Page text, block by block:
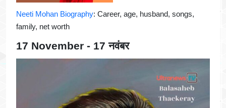
Neeti Mohan Biography: Career, age, husband, songs,
family, net worth
17 November - 17 नवंबर